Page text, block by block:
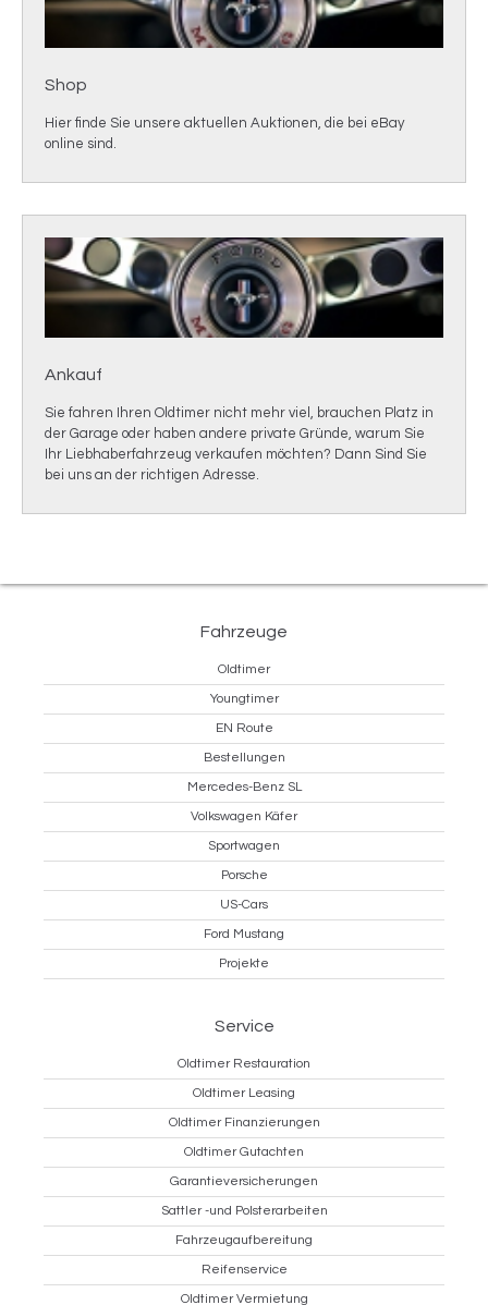
Shop
Hier finde Sie unsere aktuellen Auktionen, die bei eBay
online sind.
Ankauf
Sie fahren Ihren Oldtimer nicht mehr viel, brauchen Platz in
der Garage oder haben andere private Gründe, warum Sie
Ihr Liebhaberfahrzeug verkaufen möchten? Dann Sind Sie
bei uns an der richtigen Adresse.
Fahrzeuge
Oldtimer
Youngtimer
EN Route
Bestellungen
Mercedes-Benz SL
Volkswagen Käfer
Sportwagen
Porsche
US-Cars
Ford Mustang
Projekte
Service
Oldtimer Restauration
Oldtimer Leasing
Oldtimer Finanzierungen
Oldtimer Gutachten
Garantieversicherungen
Sattler -und Polsterarbeiten
Fahrzeugaufbereitung
Reifenservice
Oldtimer Vermietung